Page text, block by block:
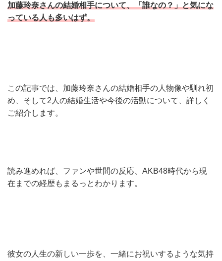
加藤玲奈さんの結婚相手について、「誰なの？」と気にな
っている人も多いはず。
この記事では、加藤玲奈さんの結婚相手の人物像や馴れ初
め、そして2人の結婚生活や今後の活動について、詳しく
ご紹介します。
読み進めれば、ファンや世間の反応、AKB48時代から現
在までの経歴もまるっとわかります。
彼女の人生の新しい一歩を、一緒にお祝いするような気持